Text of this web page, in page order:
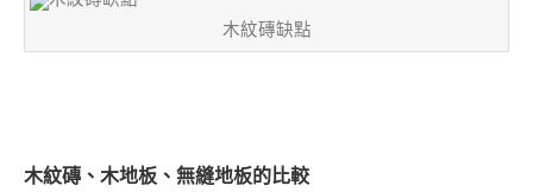
木紋磚缺點
木紋磚、木地板、無縫地板的比較